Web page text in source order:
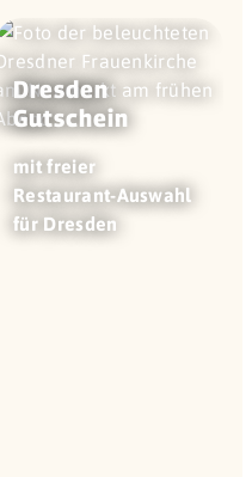
Dresden
Gutschein
mit freier
Restaurant-Auswahl
für Dresden